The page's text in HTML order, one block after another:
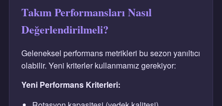
Takım Performansları Nasıl
Değerlendirilmeli?
Geleneksel performans metrikleri bu sezon yanıltıcı
olabilir. Yeni kriterler kullanmamız gerekiyor:
Yeni Performans Kriterleri: